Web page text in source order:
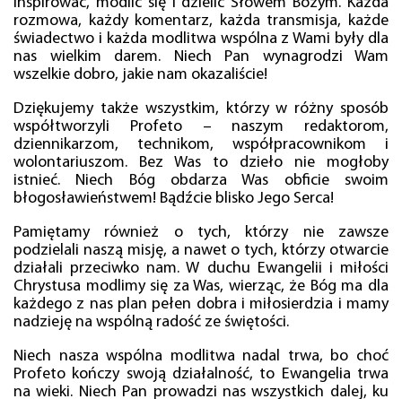
rozmowa, każdy komentarz, każda transmisja, każde
świadectwo i każda modlitwa wspólna z Wami były dla
nas wielkim darem. Niech Pan wynagrodzi Wam
wszelkie dobro, jakie nam okazaliście!
Dziękujemy także wszystkim, którzy w różny sposób
współtworzyli Profeto – naszym redaktorom,
dziennikarzom, technikom, współpracownikom i
wolontariuszom. Bez Was to dzieło nie mogłoby
istnieć. Niech Bóg obdarza Was obficie swoim
błogosławieństwem! Bądźcie blisko Jego Serca!
Pamiętamy również o tych, którzy nie zawsze
podzielali naszą misję, a nawet o tych, którzy otwarcie
działali przeciwko nam. W duchu Ewangelii i miłości
Chrystusa modlimy się za Was, wierząc, że Bóg ma dla
każdego z nas plan pełen dobra i miłosierdzia i mamy
nadzieję na wspólną radość ze świętości.
Niech nasza wspólna modlitwa nadal trwa, bo choć
Profeto kończy swoją działalność, to Ewangelia trwa
na wieki. Niech Pan prowadzi nas wszystkich dalej, ku